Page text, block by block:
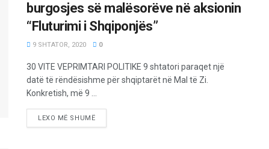
burgosjes së malësorëve në aksionin
“Fluturimi i Shqiponjës”
9 SHTATOR, 2020 0
30 VITE VEPRIMTARI POLITIKE 9 shtatori paraqet një
datë të rëndësishme për shqiptarët në Mal të Zi.
Konkretish, më 9 ...
LEXO MË SHUMË